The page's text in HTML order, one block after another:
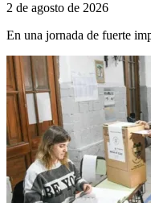
2 de agosto de 2026
En una jornada de fuerte